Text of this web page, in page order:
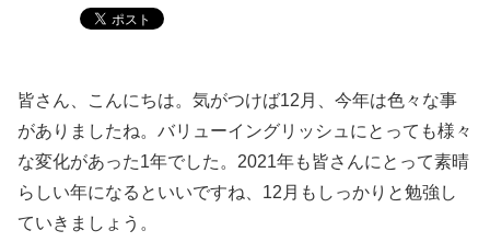
皆さん、こんにちは。気がつけば12月、今年は色々な事
がありましたね。バリューイングリッシュにとっても様々
な変化があった1年でした。2021年も皆さんにとって素晴
らしい年になるといいですね、12月もしっかりと勉強し
ていきましょう。